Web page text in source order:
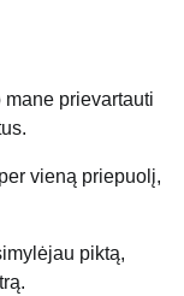
prievartauti
vieną priepuolį,
piktą,